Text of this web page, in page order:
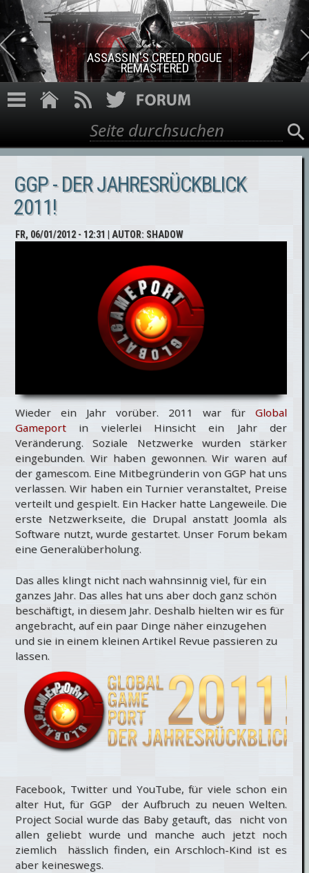
Direkt zum Inhalt
ASSASSIN'S CREED ROGUE
REMASTERED
Suchformular
Suche
GGP - DER JAHRESRÜCKBLICK
2011!
FR, 06/01/2012 - 12:31 | AUTOR: SHADOW
Wieder ein Jahr vorüber. 2011 war für Global
Gameport in vielerlei Hinsicht ein Jahr der
Veränderung. Soziale Netzwerke wurden stärker
eingebunden. Wir haben gewonnen. Wir waren auf
der gamescom. Eine Mitbegründerin von GGP hat uns
verlassen. Wir haben ein Turnier veranstaltet, Preise
verteilt und gespielt. Ein Hacker hatte Langeweile. Die
erste Netzwerkseite, die Drupal anstatt Joomla als
Software nutzt, wurde gestartet. Unser Forum bekam
eine Generalüberholung.
Das alles klingt nicht nach wahnsinnig viel, für ein
ganzes Jahr. Das alles hat uns aber doch ganz schön
beschäftigt, in diesem Jahr. Deshalb hielten wir es für
angebracht, auf ein paar Dinge näher einzugehen
und sie in einem kleinen Artikel Revue passieren zu
lassen.
Facebook, Twitter und YouTube, für viele schon ein
alter Hut, für GGP der Aufbruch zu neuen Welten.
Project Social wurde das Baby getauft, das nicht von
allen geliebt wurde und manche auch jetzt noch
ziemlich hässlich finden, ein Arschloch-Kind ist es
aber keineswegs.